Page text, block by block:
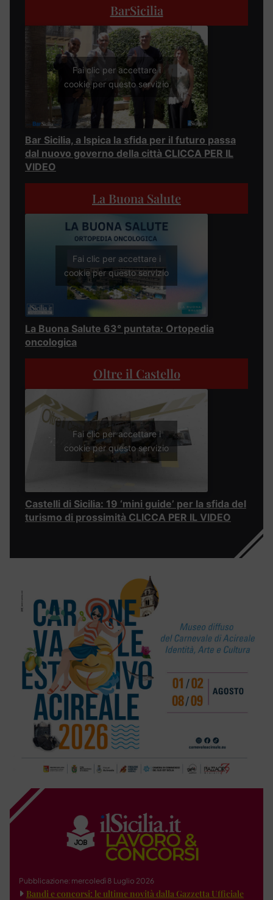
BarSicilia
Fai clic per accettare i
cookie per questo servizio
Bar Sicilia, a Ispica la sfida per il futuro passa
dal nuovo governo della città CLICCA PER IL
VIDEO
La Buona Salute
Fai clic per accettare i
cookie per questo servizio
La Buona Salute 63° puntata: Ortopedia
oncologica
Oltre il Castello
Fai clic per accettare i
cookie per questo servizio
Castelli di Sicilia: 19 ‘mini guide’ per la sfida del
turismo di prossimità CLICCA PER IL VIDEO
Pubblicazione: mercoledì 8 Luglio 2026
Bandi e concorsi: le ultime novità dalla Gazzetta Ufficiale